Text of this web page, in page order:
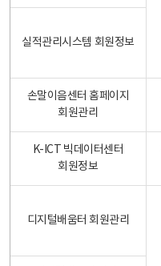
실적관리시스템 회원정보
손말이음센터 홈페이지
회원관리
K-ICT 빅데이터센터
회원정보
디지털배움터 회원관리